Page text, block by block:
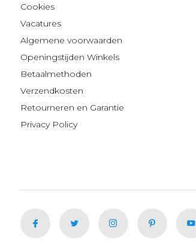
Cookies
Vacatures
Algemene voorwaarden
Openingstijden Winkels
Betaalmethoden
Verzendkosten
Retourneren en Garantie
Privacy Policy